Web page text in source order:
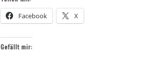
Facebook X
Gefällt mir: